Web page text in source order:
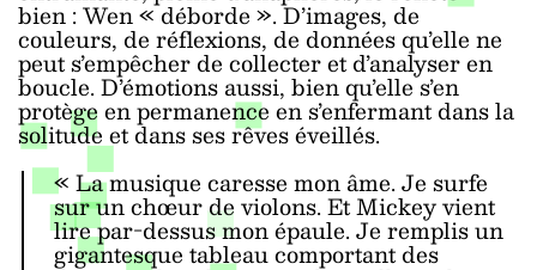
bien : Wen « déborde ». D’images, de
couleurs, de réflexions, de données qu’elle ne
peut s’empêcher de collecter et d’analyser en
boucle. D’émotions aussi, bien qu’elle s’en
protège en permanence en s’enfermant dans la
solitude et dans ses rêves éveillés.
«La musique caresse mon âme. Je surfe
sur un chœur de violons. Et Mickey vient
lire par-dessus mon épaule. Je remplis un
gigantesque tableau comportant des